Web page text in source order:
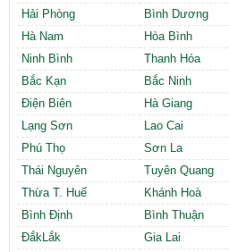
Hải Phòng
Bình Dương
Hà Nam
Hòa Bình
Ninh Bình
Thanh Hóa
Bắc Kạn
Bắc Ninh
Điện Biên
Hà Giang
Lạng Sơn
Lao Cai
Phú Thọ
Sơn La
Thái Nguyên
Tuyên Quang
Thừa T. Huế
Khánh Hoà
Bình Định
Bình Thuận
ĐắkLắk
Gia Lai